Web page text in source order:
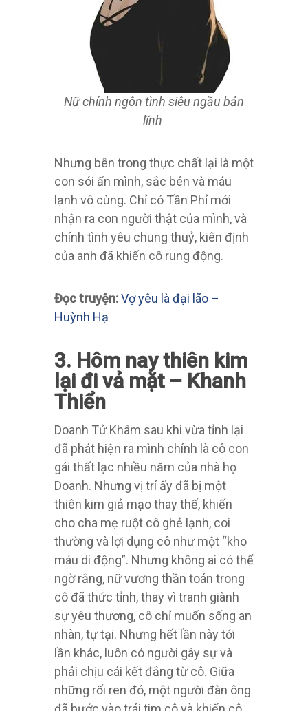
Nữ chính ngôn tình siêu ngầu bản
lĩnh
Nhưng bên trong thực chất lại là một
con sói ẩn mình, sắc bén và máu
lạnh vô cùng. Chỉ có Tần Phỉ mới
nhận ra con người thật của mình, và
chính tình yêu chung thuỷ, kiên định
của anh đã khiến cô rung động.
Đọc truyện:Vợ yêu là đại lão –
Huỳnh Hạ
3. Hôm nay thiên kim
lại đi vả mặt – Khanh
Thiển
Doanh Tử Khâm sau khi vừa tỉnh lại
đã phát hiện ra mình chính là cô con
gái thất lạc nhiều năm của nhà họ
Doanh. Nhưng vị trí ấy đã bị một
thiên kim giả mạo thay thế, khiến
cho cha mẹ ruột cô ghẻ lạnh, coi
thường và lợi dụng cô như một “kho
máu di động”. Nhưng không ai có thể
ngờ rằng, nữ vương thần toán trong
cô đã thức tỉnh, thay vì tranh giành
sự yêu thương, cô chỉ muốn sống an
nhàn, tự tại. Nhưng hết lần này tới
lần khác, luôn có người gây sự và
phải chịu cái kết đắng từ cô. Giữa
những rối ren đó, một người đàn ông